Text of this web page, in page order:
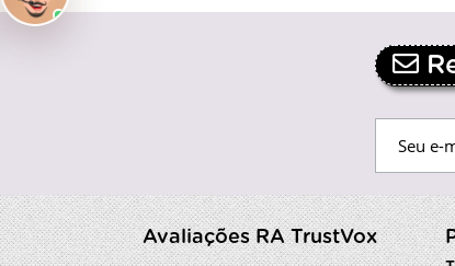
Avaliações RA TrustVox